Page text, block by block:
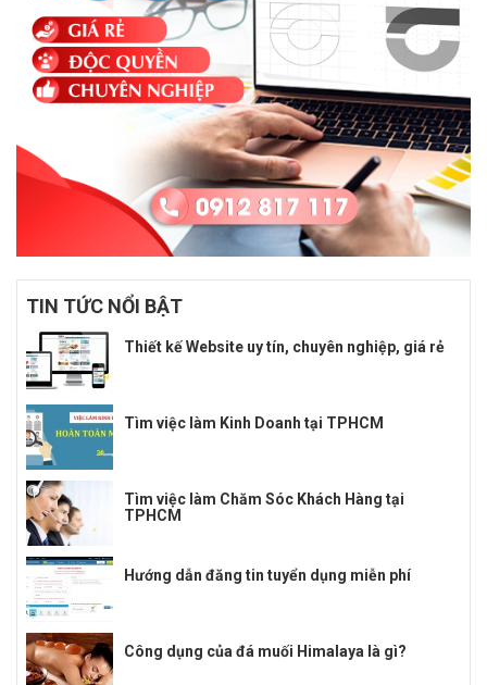
TIN TỨC NỔI BẬT
Thiết kế Website uy tín, chuyên nghiệp, giá rẻ
Tìm việc làm Kinh Doanh tại TPHCM
Tìm việc làm Chăm Sóc Khách Hàng tại
TPHCM
Hướng dẫn đăng tin tuyển dụng miễn phí
Công dụng của đá muối Himalaya là gì?